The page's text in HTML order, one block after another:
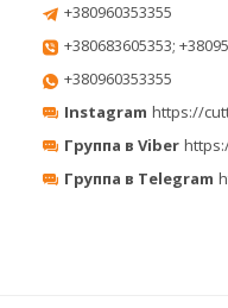
+380960353355
+380683605353;
+380960353355
Instagram https://
Группа в Viber
Группа в Telegram